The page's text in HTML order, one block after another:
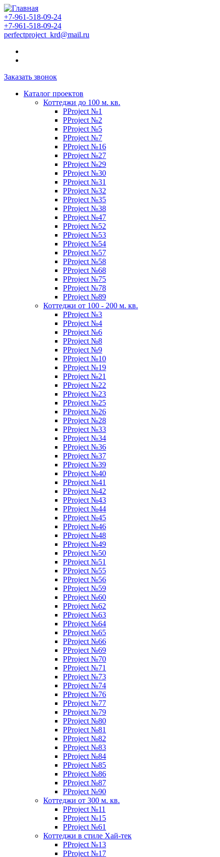
+7-961-518-09-24
+7-961-518-09-24
perfectproject_krd@mail.ru
Заказать звонок
Каталог проектов
Коттеджи до 100 м. кв.
PProject №1
PProject №2
PProject №5
PProject №7
PProject №16
PProject №27
PProject №29
PProject №30
PProject №31
PProject №32
PProject №35
PProject №38
PProject №47
PProject №52
PProject №53
PProject №54
PProject №57
PProject №58
PProject №68
PProject №75
PProject №78
PProject №89
Коттеджи от 100 - 200 м. кв.
PProject №3
PProject №4
PProject №6
PProject №8
PProject №9
PProject №10
PProject №19
PProject №21
PProject №22
PProject №23
PProject №25
PProject №26
PProject №28
PProject №33
PProject №34
PProject №36
PProject №37
PProject №39
PProject №40
PProject №41
PProject №42
PProject №43
PProject №44
PProject №45
PProject №46
PProject №48
PProject №49
PProject №50
PProject №51
PProject №55
PProject №56
PProject №59
PProject №60
PProject №62
PProject №63
PProject №64
PProject №65
PProject №66
PProject №69
PProject №70
PProject №71
PProject №73
PProject №74
PProject №76
PProject №77
PProject №79
PProject №80
PProject №81
PProject №82
PProject №83
PProject №84
PProject №85
PProject №86
PProject №87
PProject №90
Коттеджи от 300 м. кв.
PProject №11
PProject №15
PProject №61
Коттеджи в стиле Хай-тек
PProject №13
PProject №17